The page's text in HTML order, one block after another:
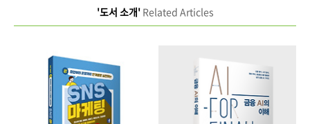
'도서 소개'Related Articles